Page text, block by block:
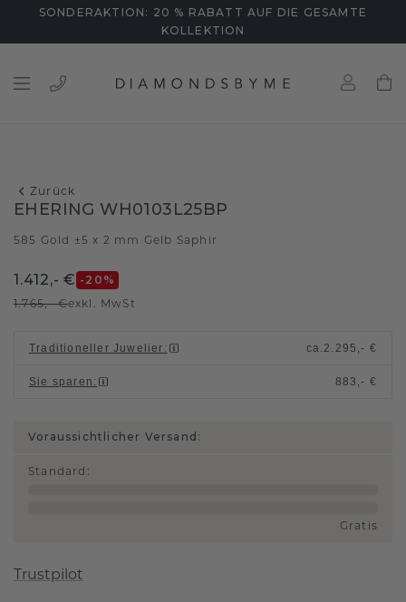
SONDERAKTION: 20 % RABATT AUF DIE GESAMTE
KOLLEKTION
Zurück
EHERING WH0103L25BP
585 Gold ±5 x 2 mm Gelb Saphir
1.412,- € -20 %
1.765,- €exkl. MwSt
Traditioneller Juwelier : ca.2.295,- €
Sie sparen : 883,- €
Voraussichtlicher Versand:
Standard :
Gratis
Trustpilot